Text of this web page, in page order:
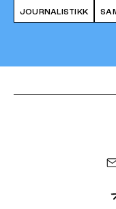
JOURNALISTIKK